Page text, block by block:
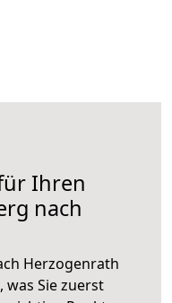
Ihren
nach
Herzogenrath
was Sie zuerst